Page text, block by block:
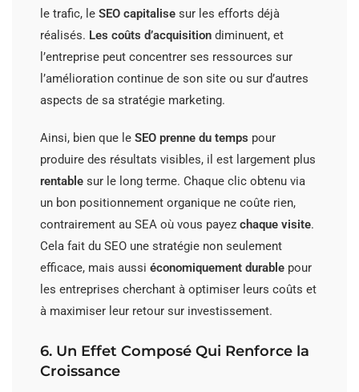
le trafic, le SEO capitalise sur les efforts déjà
réalisés. Les coûts d’acquisition diminuent, et
l’entreprise peut concentrer ses ressources sur
l’amélioration continue de son site ou sur d’autres
aspects de sa stratégie marketing.
Ainsi, bien que le SEO prenne du temps pour
produire des résultats visibles, il est largement plus
rentable sur le long terme. Chaque clic obtenu via
un bon positionnement organique ne coûte rien,
contrairement au SEA où vous payez chaque visite.
Cela fait du SEO une stratégie non seulement
efficace, mais aussi économiquement durable pour
les entreprises cherchant à optimiser leurs coûts et
à maximiser leur retour sur investissement.
6. Un Effet Composé Qui Renforce la
Croissance